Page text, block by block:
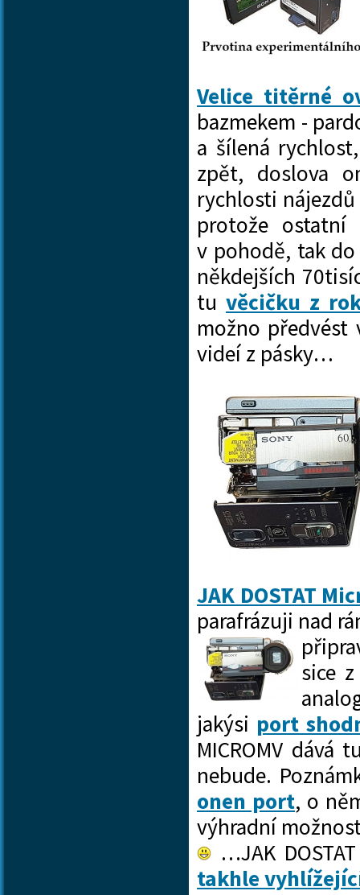
Velice titěrné
bazmekem -
a šílená
zpět, doslova
rychlosti
protože
v pohodě, tak
někdejších
tu věcičku z
možno předvést
videí z pásky…
JAK DOSTAT
parafrázuji nad
sice
jakýsi port
MICROMV
nebude.
onen port, o
výhradní
…JAK
takhle